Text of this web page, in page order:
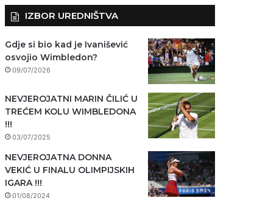
IZBOR UREDNIŠTVA
Gdje si bio kad je Ivanišević
osvojio Wimbledon?
09/07/2026
NEVJEROJATNI MARIN ČILIĆ U
TREĆEM KOLU WIMBLEDONA
!!!
03/07/2025
NEVJEROJATNA DONNA
VEKIĆ U FINALU OLIMPIJSKIH
IGARA !!!
01/08/2024